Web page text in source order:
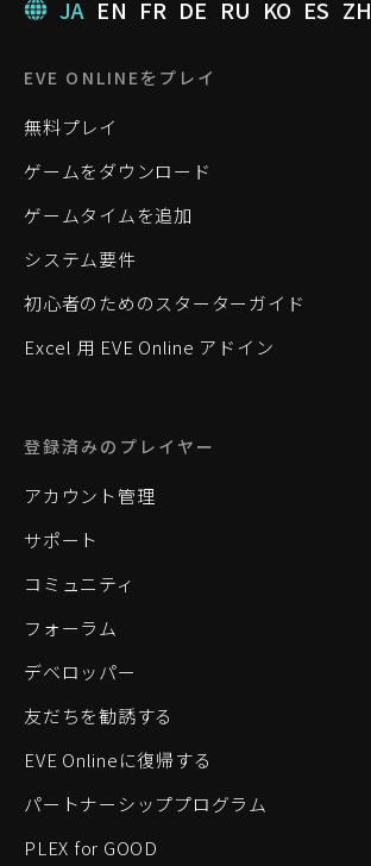
JA EN FR DE RU KO ES ZH
EVE ONLINEをプレイ
無料プレイ
ゲームをダウンロード
ゲームタイムを追加
システム要件
初心者のためのスターターガイド
Excel 用 EVE Online アドイン
登録済みのプレイヤー
アカウント管理
サポート
コミュニティ
フォーラム
デベロッパー
友だちを勧誘する
EVE Onlineに復帰する
パートナーシッププログラム
PLEX for GOOD